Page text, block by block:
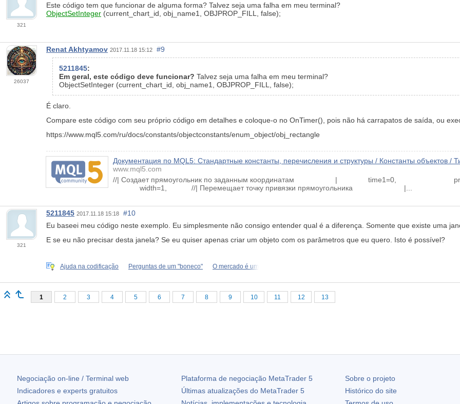
321
Este código tem que funcionar de alguma forma? Talvez seja uma falha em meu terminal?
ObjectSetInteger (current_chart_id, obj_name1, OBJPROP_FILL, false);
26037
Renat Akhtyamov 2017.11.18 15:12 #9
5211845:
Em geral, este código deve funcionar? Talvez seja uma falha em meu terminal?
ObjectSetInteger (current_chart_id, obj_name1, OBJPROP_FILL, false);
É claro.
Compare este código com seu próprio código em detalhes e coloque-o no OnTimer(), pois não há carrapatos de saída, ou
https://www.mql5.com/ru/docs/constants/objectconstants/enum_object/obj_rectangle
Документация по MQL5: Стандартные константы, перечисления и структуры / Константы объектов /
www.mql5.com
//| Cоздает прямоугольник по заданным координатам |
width=1, //| Перемещает точку привязки прямоугольника |...
321
5211845 2017.11.18 15:18
#10
Eu baseei meu código neste exemplo. Eu simplesmente não consigo entender qual é a diferença. Somente que existe uma
E se eu não precisar desta janela? Se eu quiser apenas criar um objeto com os parâmetros que eu quero. Isto é possível?
Ajuda na codificação Perguntas de um "boneco" O mercado é um
1 2 3 4 5 6 7 8 9 10 11 12 13
Negociação on-line / Terminal web
Indicadores e experts gratuitos
Plataforma de negociação MetaTrader 5
Últimas atualizações do MetaTrader 5
Sobre o projeto
Histórico do site